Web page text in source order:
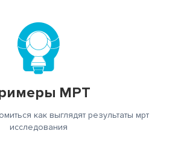
МРТ
как выглядят результаты мрт
исследования